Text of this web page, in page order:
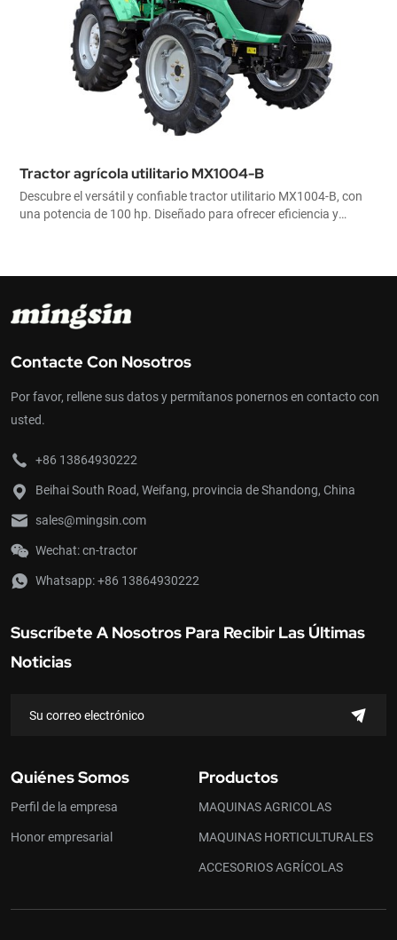
Tractor agrícola utilitario MX1004-B
Descubre el versátil y confiable tractor utilitario MX1004-B, con
una potencia de 100 hp. Diseñado para ofrecer eficiencia y
un rendimiento constante y una gran adaptabilidad para trabajos
exigentes.
Contacte Con Nosotros
Por favor, rellene sus datos y permítanos ponernos en contacto con
usted.
+86 13864930222
Beihai South Road, Weifang, provincia de Shandong, China
sales@mingsin.com
Wechat: cn-tractor
Whatsapp:+86 13864930222
Suscríbete A Nosotros Para Recibir Las Últimas
Noticias
Quiénes Somos
Perfil de la empresa
Honor empresarial
Productos
MAQUINAS AGRICOLAS
MAQUINAS HORTICULTURALES
ACCESORIOS AGRÍCOLAS